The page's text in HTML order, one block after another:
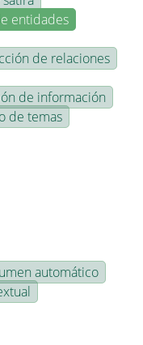
entidades
de relaciones
de información
de temas
automático